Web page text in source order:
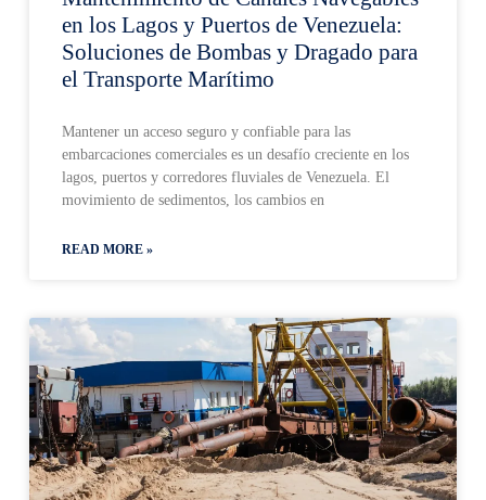
en los Lagos y Puertos de Venezuela:
Soluciones de Bombas y Dragado para
el Transporte Marítimo
Mantener un acceso seguro y confiable para las
embarcaciones comerciales es un desafío creciente en los
lagos, puertos y corredores fluviales de Venezuela. El
movimiento de sedimentos, los cambios en
READ MORE »